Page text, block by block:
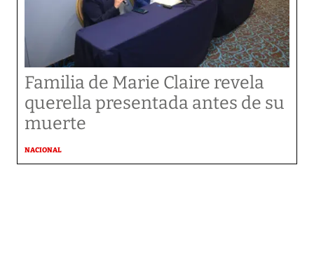
Familia de Marie Claire revela
querella presentada antes de su
muerte
NACIONAL